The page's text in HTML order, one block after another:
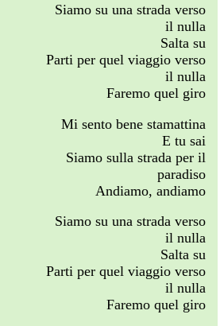
Siamo su una strada verso
il nulla
Salta su
Parti per quel viaggio verso
il nulla
Faremo quel giro
Mi sento bene stamattina
E tu sai
Siamo sulla strada per il
paradiso
Andiamo, andiamo
Siamo su una strada verso
il nulla
Salta su
Parti per quel viaggio verso
il nulla
Faremo quel giro